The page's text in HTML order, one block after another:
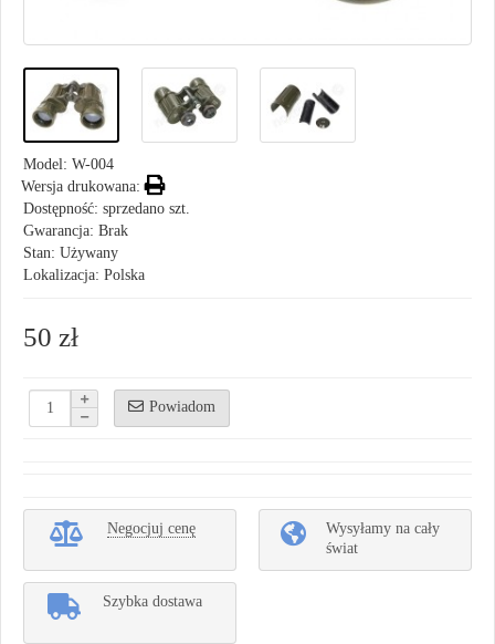
Model: W-004
Wersja drukowana:
Dostępność: sprzedano szt.
Gwarancja: Brak
Stan: Używany
Lokalizacja: Polska
50 zł
Powiadom
Negocjuj cenę
Wysyłamy na cały
świat
Szybka dostawa